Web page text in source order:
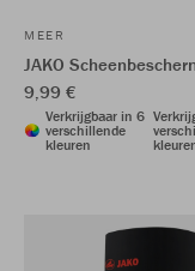
MEER
JAKO
9,99 €
Verkrijgbaar in 6
verschillende
kleuren